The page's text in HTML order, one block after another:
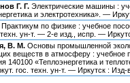
Г. Г. Электрические машины :
и электротехника». —
Практикум по физике : учебное
техн. ун-т. — 2-е изд., испр. —
В. М. Основы промышленной
веществ в атмосферу : учебное
140100 «Теплоэнергетика и
гос. техн. ун-т. — Иркутск :